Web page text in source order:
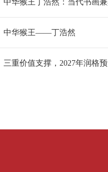
中华猴王——丁浩然
三重价值支撑，2027年润格